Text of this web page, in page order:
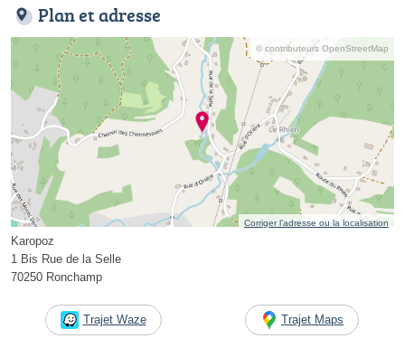
Plan et adresse
© contributeurs OpenStreetMap
Corriger l’adresse ou la localisation
Karopoz
1 Bis Rue de la Selle
70250 Ronchamp
Trajet Waze Trajet Maps